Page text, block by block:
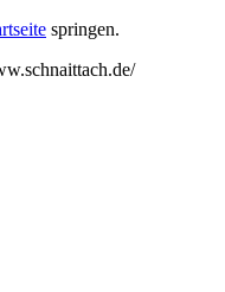
springen.